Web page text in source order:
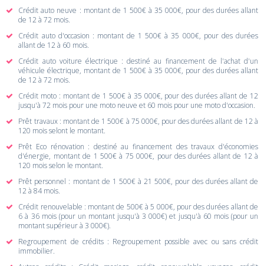
Crédit auto neuve : montant de 1 500€ à 35 000€, pour des durées allant
de 12 à 72 mois.
Crédit auto d'occasion : montant de 1 500€ à 35 000€, pour des durées
allant de 12 à 60 mois.
Crédit auto voiture électrique : destiné au financement de l'achat d'un
véhicule électrique, montant de 1 500€ à 35 000€, pour des durées allant
de 12 à 72 mois.
Crédit moto : montant de 1 500€ à 35 000€, pour des durées allant de 12
jusqu'à 72 mois pour une moto neuve et 60 mois pour une moto d'occasion.
Prêt travaux : montant de 1 500€ à 75 000€, pour des durées allant de 12 à
120 mois selont le montant.
Prêt Eco rénovation : destiné au financement des travaux d'économies
d'énergie, montant de 1 500€ à 75 000€, pour des durées allant de 12 à
120 mois selon le montant.
Prêt personnel : montant de 1 500€ à 21 500€, pour des durées allant de
12 à 84 mois.
Crédit renouvelable : montant de 500€ à 5 000€, pour des durées allant de
6 à 36 mois (pour un montant jusqu'à 3 000€) et jusqu'à 60 mois (pour un
montant supérieur à 3 000€).
Regroupement de crédits : Regroupement possible avec ou sans crédit
immobilier.